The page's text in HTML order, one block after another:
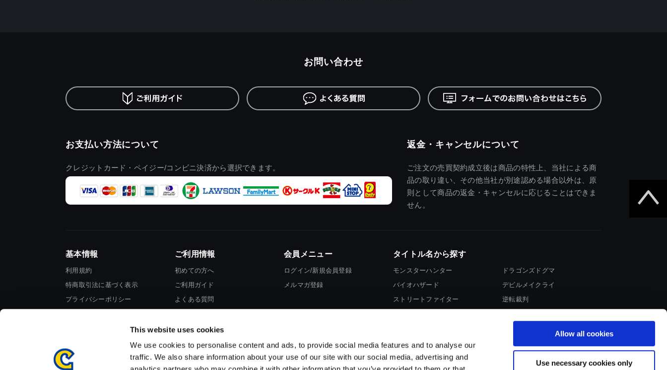
This website uses cookies
We use cookies to personalise content and ads, to provide social media features and to analyse our
traffic. We also share information about your use of our site with our social media, advertising and
Allow all cookies
Use necessary cookies only
お支払い方法について
クレジットカード・ペイジー/コンビニ決済から選択できます。
返金・キャンセルについて
ご注文の売買契約成立後は商品の特性上、当社による商
品の取り違い、その他当社が別途認める場合以外は、原
則として商品の返金・キャンセルに応じることはできま
せん。
お問い合わせ
基本情報
利用規約
特商取引法に基づく表示
プライバシーポリシー
ご利用情報
初めての方へ
ご利用ガイド
よくある質問
会員メニュー
ログイン/新規会員登録
メルマガ登録
タイトル名から探す
モンスターハンター
バイオハザード
ストリートファイター
ドラゴンズドグマ
デビルメイクライ
逆転裁判